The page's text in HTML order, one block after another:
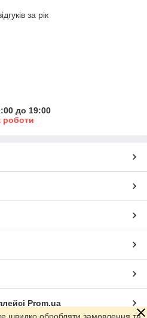
за рік
до 19:00
роботи
Prom.ua